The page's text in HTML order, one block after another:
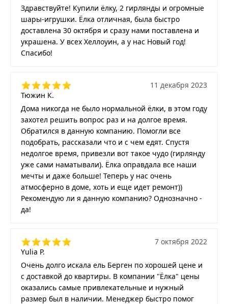
Здравствуйте! Купили ёлку, 2 гирлянды и огромные
шары-игрушки. Ёлка отличная, была быстро
доставлена 30 октября и сразу нами поставлена и
украшена. У всех Хеллоуин, а у нас Новый год!
Спасибо!
Тюжин К.
11 декабря 2023
Дома никогда не было нормальной ёлки, в этом году
захотел решить вопрос раз и на долгое время.
Обратился в данную компанию. Помогли все
подобрать, рассказали что и с чем едят. Спустя
недолгое время, привезли вот такое чудо (гирлянду
уже сами наматывали). Ёлка оправдала все наши
мечты и даже больше! Теперь у нас очень
атмосферно в доме, хоть и еще идет ремонт))
Рекомендую ли я данную компанию? Однозначно -
да!
Yulia P.
7 октября 2022
Очень долго искала ель Берген по хорошей цене и
с доставкой до квартиры. В компании "Ёлка" цены
оказались самые привлекательные и нужный
размер был в наличии. Менеджер быстро помог